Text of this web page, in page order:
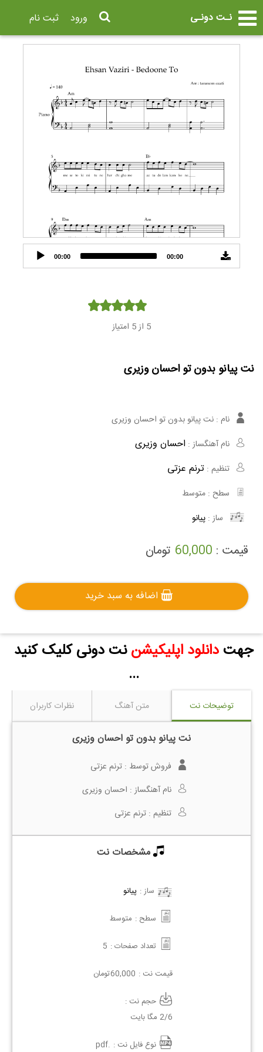
نـت دونـی ثبت نام ورود
Audio
Player
00:00 00:00
5 از 5 امتیاز
نت پیانو بدون تو احسان وزیری
نام : نت پیانو بدون تو احسان وزیری
نام آهنگساز : احسان وزیری
تنظیم : ترنم عزتی
سطح : متوسط
ساز : پیانو
قیمت : 60,000 تومان
اضافه به سبد خرید
جهتدانلود اپلیکیشن نت دونی کلیک کنید
...
توضیحات نت متن آهنگ نظرات کاربران
نت پیانو بدون تو احسان وزیری
فروش توسط : ترنم عزتی
نام آهنگساز : احسان وزیری
تنظیم : ترنم عزتی
مشخصات نت
ساز : پیانو
سطح : متوسط
تعداد صفحات : 5
قیمت نت : 60,000تومان
حجم نت :
2/6 مگا بایت
نوع فایل نت : .pdf